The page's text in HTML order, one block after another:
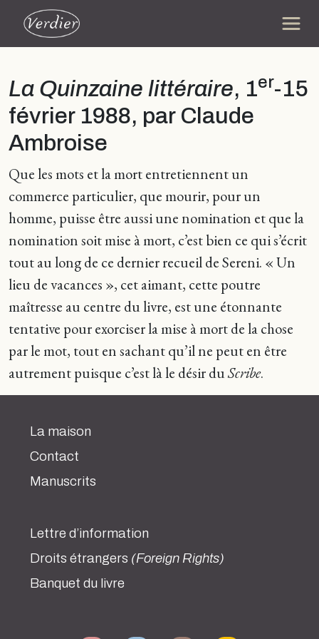
La Quinzaine littéraire, 1er-15
février 1988, par Claude
Ambroise
Que les mots et la mort entretiennent un
commerce particulier, que mourir, pour un
homme, puisse être aussi une nomination et que la
nomination soit mise à mort, c’est bien ce qui s’écrit
tout au long de ce dernier recueil de Sereni. « Un
lieu de vacances », cet aimant, cette poutre
maîtresse au centre du livre, est une étonnante
tentative pour exorciser la mise à mort de la chose
par le mot, tout en sachant qu’il ne peut en être
autrement puisque c’est là le désir duScribe.
La maison
Contact
Manuscrits
Lettre d’information
Droits étrangers (Foreign Rights)
Banquet du livre